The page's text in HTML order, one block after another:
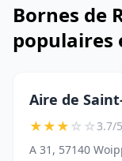
Bornes de
populaires
Aire de
★★★☆☆3.7/
A 31, 57140